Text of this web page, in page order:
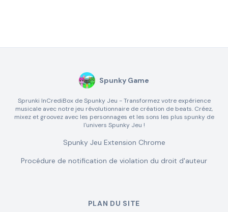
Spunky Game
Sprunki InCrediBox de Spunky Jeu - Transformez votre expérience
musicale avec notre jeu révolutionnaire de création de beats. Créez,
mixez et groovez avec les personnages et les sons les plus spunky de
l'univers Spunky Jeu !
Spunky Jeu Extension Chrome
Procédure de notification de violation du droit d'auteur
PLAN DU SITE